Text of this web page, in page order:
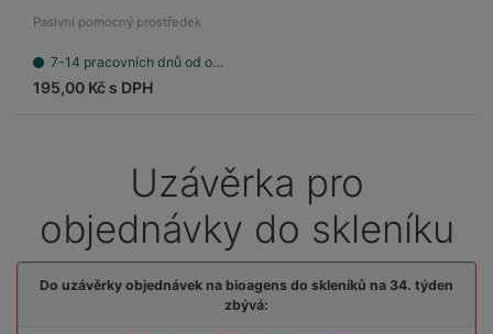
Pasivní pomocný prostředek
7-14 pracovních dnů od objednání
195,00 Kč s DPH
Uzávěrka pro
objednávky do skleníku
Do uzávěrky objednávek na bioagens do skleníků na 34. týden
zbývá: